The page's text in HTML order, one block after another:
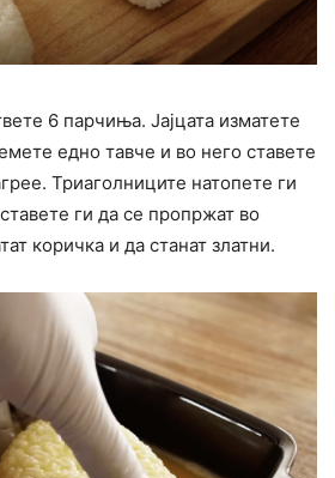
6 парчиња. Јајцата изматете
едно тавче и во него ставете
Триаголниците натопете ги
ставете ги да се пропржат во
коричка и да станат златни.